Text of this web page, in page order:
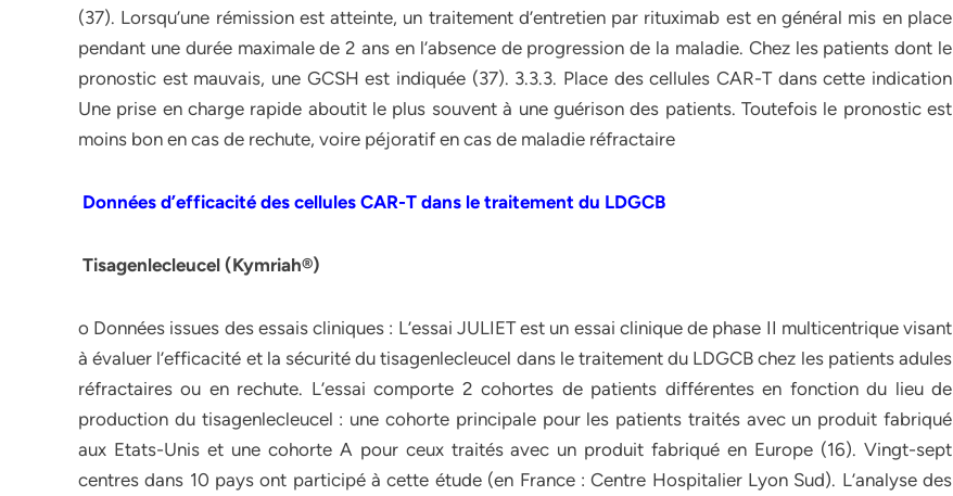
(37). Lorsqu’une rémission est atteinte, un traitement d’entretien par rituximab est en général mis en place
pendant une durée maximale de 2 ans en l’absence de progression de la maladie. Chez les patients dont le
pronostic est mauvais, une GCSH est indiquée (37). 3.3.3. Place des cellules CAR-T dans cette indication
Une prise en charge rapide aboutit le plus souvent à une guérison des patients. Toutefois le pronostic est
moins bon en cas de rechute, voire péjoratif en cas de maladie réfractaire
Données d’efficacité des cellules CAR-T dans le traitement du LDGCB
Tisagenlecleucel (Kymriah®)
o Données issues des essais cliniques : L’essai JULIET est un essai clinique de phase II multicentrique visant
à évaluer l’efficacité et la sécurité du tisagenlecleucel dans le traitement du LDGCB chez les patients adules
réfractaires ou en rechute. L’essai comporte 2 cohortes de patients différentes en fonction du lieu de
production du tisagenlecleucel : une cohorte principale pour les patients traités avec un produit fabriqué
aux Etats-Unis et une cohorte A pour ceux traités avec un produit fabriqué en Europe (16). Vingt-sept
centres dans 10 pays ont participé à cette étude (en France : Centre Hospitalier Lyon Sud). L’analyse des